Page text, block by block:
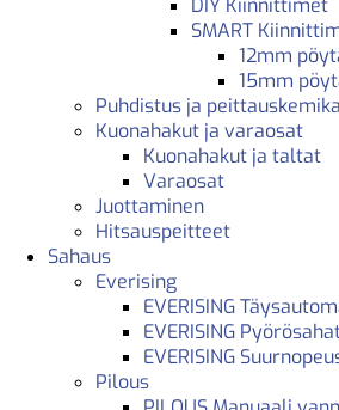
DIY Kiinnittimet
SMART
12mm
15mm
Puhdistus ja
Kuonahakut ja varaosat
Kuonahakut ja taltat
Varaosat
Juottaminen
Hitsauspeitteet
Sahaus
Everising
EVERISING
EVERISING
EVERISING
Pilous